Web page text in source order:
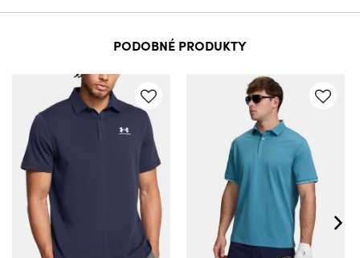
PODOBNÉ PRODUKTY